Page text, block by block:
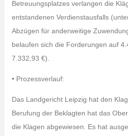
Betreuungsplatzes verlangen die
entstandenen Verdienstausfalls
Abzügen für anderweitige
belaufen sich die Forderungen auf
7.332,93 €).
• Prozessverlauf:
Das Landgericht Leipzig hat den
Berufung der Beklagten hat das
die Klagen abgewiesen. Es hat